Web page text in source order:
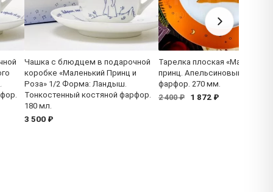
Чашка с блюдцем в подарочной
коробке «Маленький Принц и
Роза» 1/2 Форма: Ландыш.
Тонкостенный костяной фарфор.
180 мл.
3 500 ₽
Тарелка плоская «Маленький
принц. Апельсиновый»
фарфор. 270 мм.
2 400 ₽
1 872 ₽